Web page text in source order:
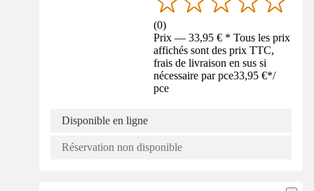
(0)
Prix — 33,95 € * Tous les prix
affichés sont des prix TTC,
frais de livraison en sus si
nécessaire par pce33,95 €*/
pce
Disponible en ligne
Réservation non disponible